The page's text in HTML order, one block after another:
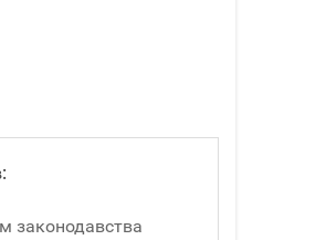
законодавства